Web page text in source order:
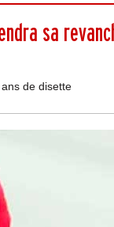
sa
de disette